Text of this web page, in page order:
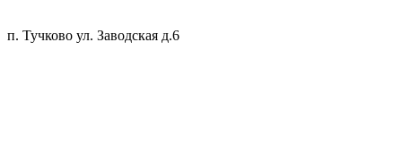
п. Тучково ул. Заводская д.6